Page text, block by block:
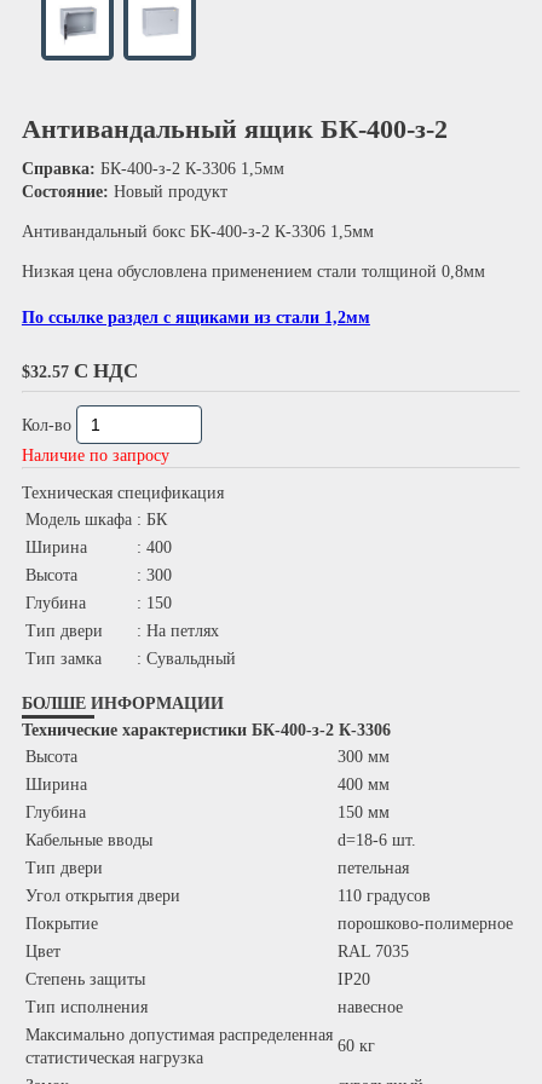
Антивандальный ящик БК-400-з-2
Справка: БК-400-з-2 К-3306 1,5мм
Состояние: Новый продукт
Антивандальный бокс БК-400-з-2 К-3306 1,5мм
Низкая цена обусловлена применением стали толщиной 0,8мм
По ссылке раздел с ящиками из стали 1,2мм
$32.57 С НДС
Кол-во
Наличие по запросу
Техническая спецификация
Модель шкафа : БК
Ширина
: 400
Высота
: 300
Глубина
: 150
Тип двери
: На петлях
Тип замка
: Сувальдный
БОЛШЕ ИНФОРМАЦИИ
Технические характеристики БК-400-з-2 К-3306
Высота
300 мм
Ширина
400 мм
Глубина
150 мм
Кабельные вводы
d=18-6 шт.
Тип двери
петельная
Угол открытия двери
110 градусов
Покрытие
порошково-полимерное
Цвет
RAL 7035
Степень защиты
IP20
Тип исполнения
навесное
Максимально допустимая распределенная
статистическая нагрузка
60 кг